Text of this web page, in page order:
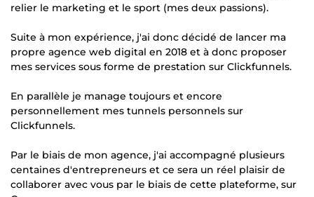
relier le marketing et le sport (mes deux passions).
Suite à mon expérience, j'ai donc décidé de lancer ma
propre agence web digital en 2018 et à donc proposer
mes services sous forme de prestation sur Clickfunnels.
En parallèle je manage toujours et encore
personnellement mes tunnels personnels sur
Clickfunnels.
Par le biais de mon agence, j'ai accompagné plusieurs
centaines d'entrepreneurs et ce sera un réel plaisir de
collaborer avec vous par le biais de cette plateforme, sur